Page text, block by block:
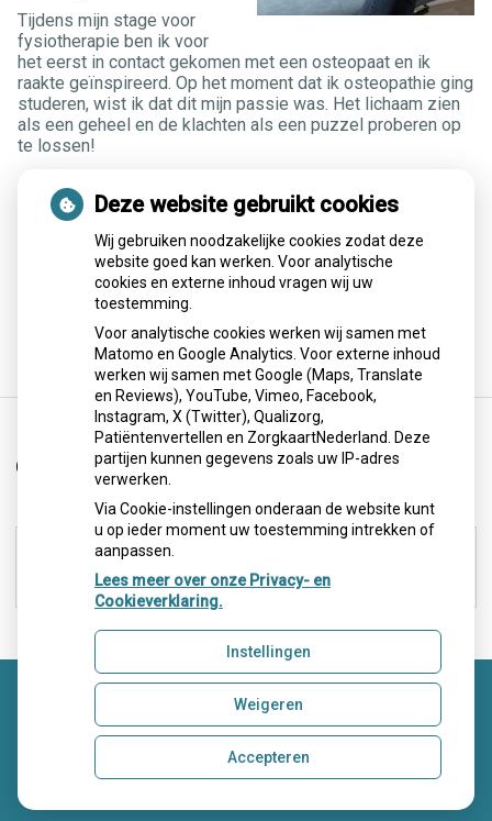
Tijdens mijn stage voor
fysiotherapie ben ik voor
het eerst in contact gekomen met een osteopaat en ik
raakte geïnspireerd. Op het moment dat ik osteopathie ging
studeren, wist ik dat dit mijn passie was. Het lichaam zien
als een geheel en de klachten als een puzzel proberen op
te lossen!
Osteopaat D.O.-MRO
NRO-nummer: 10255
Openingstijden
Maandag:
08:00 - 17:30
Donderdag:
08:00 - 17:00
Uw Zorg Online|Beheer
Bezoek
onze
facebook
pagina
Privacy verklaring|Cookie-instellingen|Voorwaarden
Deze website gebruikt cookies
Wij gebruiken noodzakelijke cookies zodat deze
website goed kan werken. Voor analytische
cookies en externe inhoud vragen wij uw
toestemming.
Voor analytische cookies werken wij samen met
Matomo en Google Analytics. Voor externe inhoud
werken wij samen met Google (Maps, Translate
en Reviews), YouTube, Vimeo, Facebook,
Instagram, X (Twitter), Qualizorg,
Patiëntenvertellen en ZorgkaartNederland. Deze
partijen kunnen gegevens zoals uw IP-adres
verwerken.
Via Cookie-instellingen onderaan de website kunt
u op ieder moment uw toestemming intrekken of
aanpassen.
Lees meer over onze Privacy- en
Cookieverklaring.
Instellingen
Weigeren
Accepteren